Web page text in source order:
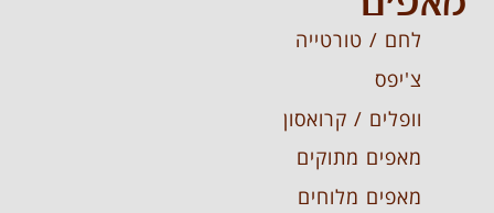
לחם / טורטייה
צ'יפס
וופלים / קרואסון
מאפים מתוקים
מאפים מלוחים